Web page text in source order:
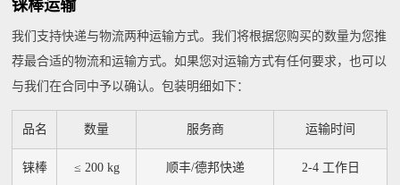
铼棒运输
我们支持快递与物流两种运输方式。我们将根据您购买的数量为您推
荐最合适的物流和运输方式。如果您对运输方式有任何要求，也可以
与我们在合同中予以确认。包装明细如下：
品名 数量 服务商 运输时间
铼棒 ≤ 200 kg 顺丰/德邦快递 2-4 工作日